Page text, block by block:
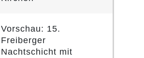
Vorschau: 15.
Freiberger
Nachtschicht mit